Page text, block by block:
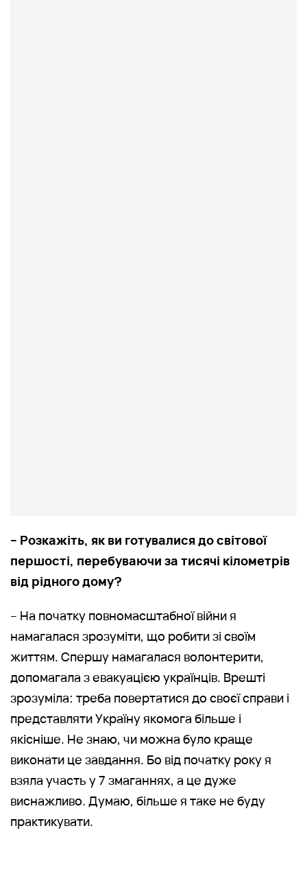
– Розкажіть, як ви готувалися до світової
першості, перебуваючи за тисячі кілометрів
від рідного дому?
– На початку повномасштабної війни я
намагалася зрозуміти, що робити зі своїм
життям. Спершу намагалася волонтерити,
допомагала з евакуацією українців. Врешті
зрозуміла: треба повертатися до своєї справи і
представляти Україну якомога більше і
якісніше. Не знаю, чи можна було краще
виконати це завдання. Бо від початку року я
взяла участь у 7 змаганнях, а це дуже
виснажливо. Думаю, більше я таке не буду
практикувати.